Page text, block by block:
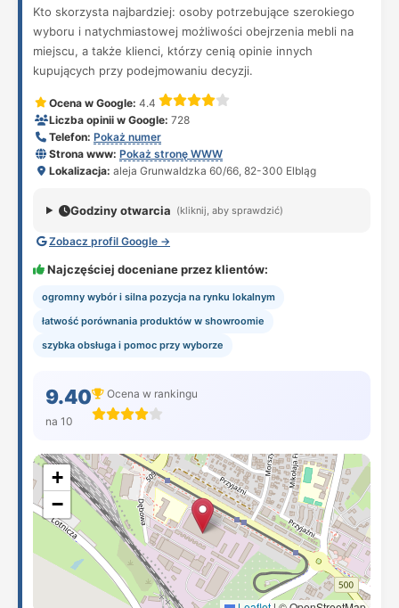
Kto skorzysta najbardziej: osoby potrzebujące szerokiego
wyboru i natychmiastowej możliwości obejrzenia mebli na
miejscu, a także klienci, którzy cenią opinie innych
kupujących przy podejmowaniu decyzji.
Ocena w Google: 4.4
Liczba opinii w Google: 728
Telefon: Pokaż numer
Strona www: Pokaż stronę WWW
Lokalizacja: aleja Grunwaldzka 60/66, 82-300 Elbląg
Godziny otwarcia (kliknij, aby sprawdzić)
Zobacz profil Google →
Najczęściej doceniane przez klientów:
ogromny wybór i silna pozycja na rynku lokalnym
łatwość porównania produktów w showroomie
szybka obsługa i pomoc przy wyborze
9.40
na 10
Ocena w rankingu
+
−